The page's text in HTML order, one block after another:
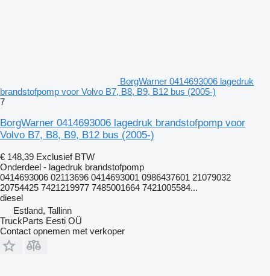
BorgWarner 0414693006 lagedruk
brandstofpomp voor Volvo B7, B8, B9, B12 bus (2005-)
7
BorgWarner 0414693006 lagedruk brandstofpomp voor
Volvo B7, B8, B9, B12 bus (2005-)
€ 148,39 Exclusief BTW
Onderdeel - lagedruk brandstofpomp
0414693006 02113696 0414693001 0986437601 21079032
20754425 7421219977 7485001664 7421005584...
diesel
Estland, Tallinn
TruckParts Eesti OÜ
Contact opnemen met verkoper